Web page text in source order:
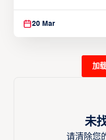
Reach EASL
20 Mar
加
未
请清除您